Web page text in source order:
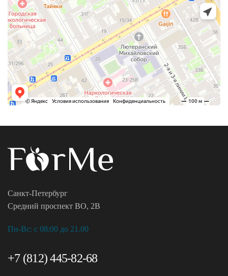
Санкт-Петербург
Средний проспект ВО, 2В
Пн-Вc: с 08:00 до 21.00
+7 (812) 445-82-68